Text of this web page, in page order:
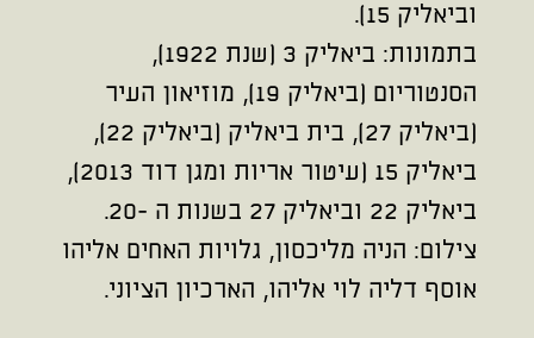
וביאליק 15).
בתמונות: ביאליק 3 (שנת 1922),
הסנטוריום (ביאליק 19), מוזיאון העיר
(ביאליק 27), בית ביאליק (ביאליק 22),
ביאליק 15 (עיטור אריות ומגן דוד 2013),
ביאליק 22 וביאליק 27 בשנות ה -20.
צילום: הניה מליכסון, גלויות האחים אליהו
אוסף דליה לוי אליהו, הארכיון הציוני.